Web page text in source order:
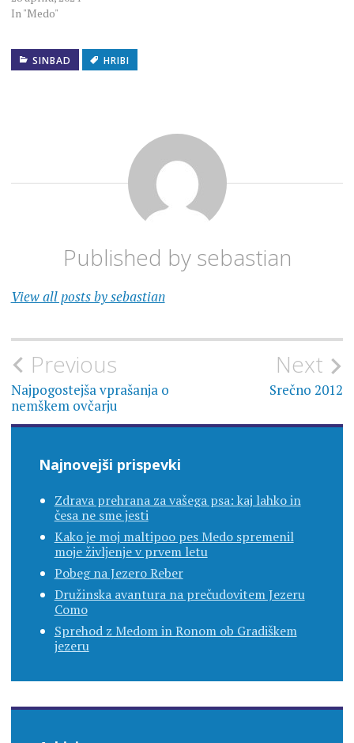
In "Medo"
SINBAD HRIBI
Published by sebastian
View all posts by sebastian
Navigacija
prispevka
Previous
Najpogostejša vprašanja o
nemškem ovčarju
Next
Srečno 2012
Najnovejši prispevki
Zdrava prehrana za vašega psa: kaj lahko in
česa ne sme jesti
Kako je moj maltipoo pes Medo spremenil
moje življenje v prvem letu
Pobeg na Jezero Reber
Družinska avantura na prečudovitem Jezeru
Como
Sprehod z Medom in Ronom ob Gradiškem
jezeru